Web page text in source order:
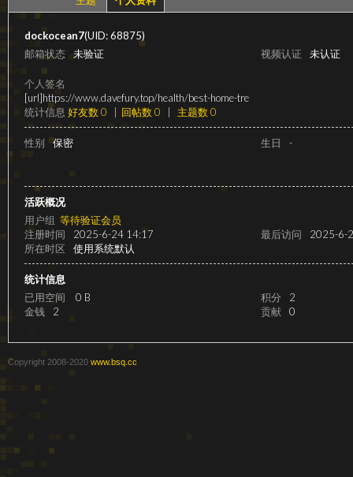
速
dockocean7(UID: 68875)
邮箱状态
未验证 视频认证 未认证
个人签名
[url]https://www.davefury.top/health/best-home-tre
统计信息 好友数 0 回帖数 0 主题数 0
性别 保密 生日 -
活跃概况
用户组 等待验证会员
注册时间
2025-6-24 14:17 最后访问
2025-6-
所在时区
使用系统默认
统计信息
已用空间
0 B 积分
2
金钱
2 贡献 0
Copyright 2008-2020 www.bsq.cc